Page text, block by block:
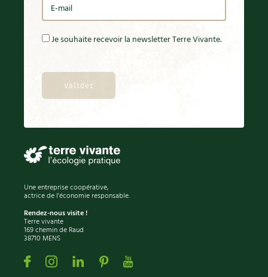
Je souhaite recevoir la newsletter Terre Vivante.
Une entreprise coopérative,
actrice de l'économie responsable.
Rendez-nous visite !
Terre vivante
169 chemin de Raud
38710 MENS
FacebookInstagramLinkedin
PinterestYoutube